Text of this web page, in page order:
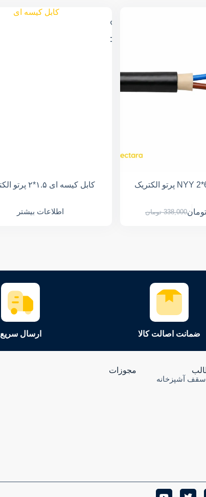
338,000 تومان تومان
کابل کیسه ای ۱.۵*۲ پرتو الکتریک
اطلاعات بیشتر
ضمانت اصالت کالا ارسال سریع
سقف آشپزخانه
مجوزات